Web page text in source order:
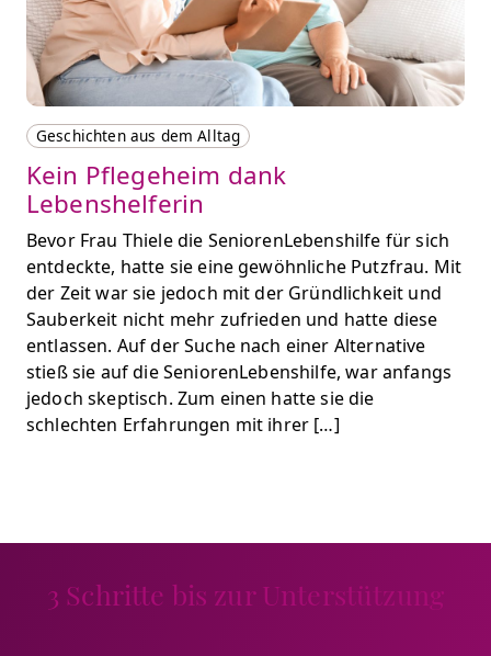
Geschichten aus dem Alltag
Kein Pflegeheim dank
Lebenshelferin
Bevor Frau Thiele die SeniorenLebenshilfe für sich
entdeckte, hatte sie eine gewöhnliche Putzfrau. Mit
der Zeit war sie jedoch mit der Gründlichkeit und
Sauberkeit nicht mehr zufrieden und hatte diese
entlassen. Auf der Suche nach einer Alternative
stieß sie auf die SeniorenLebenshilfe, war anfangs
jedoch skeptisch. Zum einen hatte sie die
schlechten Erfahrungen mit ihrer […]
3 Schritte bis zur Unterstützung